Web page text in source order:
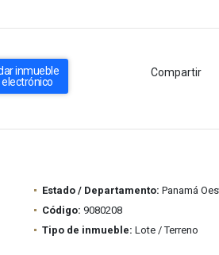
inmueble
Compartir
Estado / Departamento: Panamá
Código: 9080208
Tipo de inmueble: Lote / Terreno